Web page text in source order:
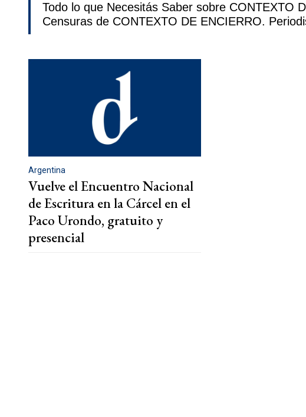
Todo lo que Necesitás Saber sobre CONTEXTO
Censuras de CONTEXTO DE ENCIERRO.
Argentina
Vuelve el Encuentro Nacional
de Escritura en la Cárcel en el
Paco Urondo, gratuito y
presencial